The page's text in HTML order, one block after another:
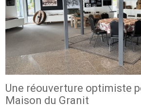
Une réouverture optimiste
Maison du Granit